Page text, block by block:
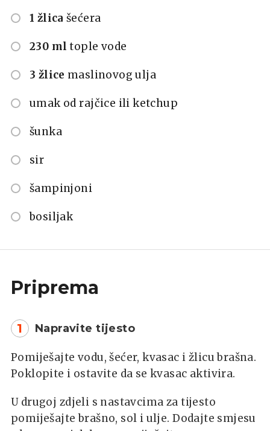
1 žlica šećera
230 ml tople vode
3 žlice maslinovog ulja
umak od rajčice ili ketchup
šunka
sir
šampinjoni
bosiljak
Priprema
1 Napravite tijesto
Pomiješajte vodu, šećer, kvasac i žlicu brašna.
Poklopite i ostavite da se kvasac aktivira.
U drugoj zdjeli s nastavcima za tijesto
pomiješajte brašno, sol i ulje. Dodajte smjesu